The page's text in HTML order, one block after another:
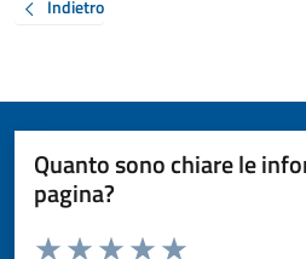
Indietro
Quanto sono chiare le
pagina?
Valuta da 1 a 5 stelle la pagina